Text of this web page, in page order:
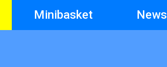
Minibasket News